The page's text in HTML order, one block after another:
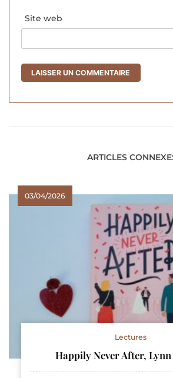
Site web
ARTICLES
03/04/2026
Lectures
Happily Never After,